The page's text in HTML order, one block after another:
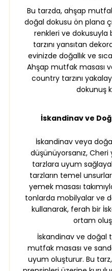
Bu tarzda, ahşap
doğal dokusu ön plana
renkleri ve
tarzını yansıtan
evinizde doğallık ve
Ahşap mutfak masası
country tarzını
dokunuş
İskandinav ve
İskandinav veya
düşünüyorsanız, Cheri
tarzlara uyum
tarzların temel
yemek masası
tonlarda mobilyalar ve
kullanarak, ferah bir
ortam
İskandinav ve doğal
mutfak masası ve
uyum oluşturur. Bu